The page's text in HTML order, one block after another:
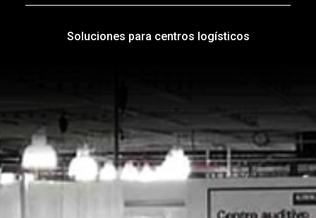
Soluciones para centros logísticos